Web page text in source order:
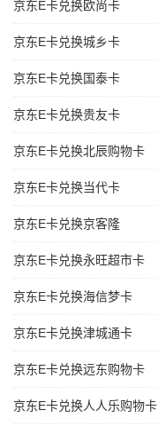
京东E卡兑换欧尚卡
京东E卡兑换城乡卡
京东E卡兑换国泰卡
京东E卡兑换贵友卡
京东E卡兑换北辰购物卡
京东E卡兑换当代卡
京东E卡兑换京客隆
京东E卡兑换永旺超市卡
京东E卡兑换海信梦卡
京东E卡兑换津城通卡
京东E卡兑换远东购物卡
京东E卡兑换人人乐购物卡